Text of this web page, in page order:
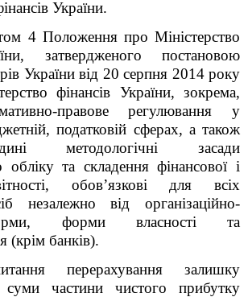
України.
4 Положення про Міністерство
затвердженого постановою
України від 20 серпня 2014 року
фінансів України, зокрема,
правове регулювання у
податковій сферах, а також
методологічні засади
обліку та складення фінансової і
обов’язкові для всіх
незалежно від організаційно-
форми власності та
(крім банків).
перерахування залишку
суми частини чистого прибутку